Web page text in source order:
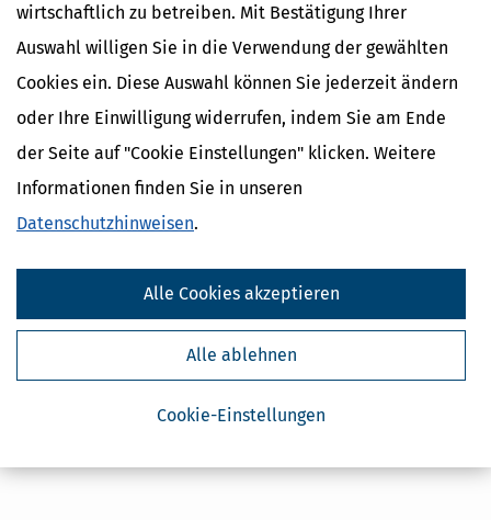
wirtschaftlich zu betreiben. Mit Bestätigung Ihrer
Auswahl willigen Sie in die Verwendung der gewählten
Cookies ein. Diese Auswahl können Sie jederzeit ändern
oder Ihre Einwilligung widerrufen, indem Sie am Ende
der Seite auf "Cookie Einstellungen" klicken. Weitere
Informationen finden Sie in unseren
Datenschutzhinweisen.
Cookie-Einstellungen
Alle ablehnen
Alle Cookies akzeptieren